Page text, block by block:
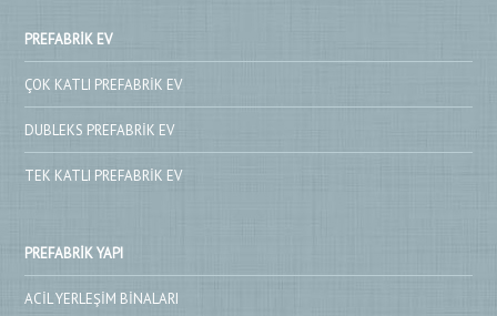
PREFABRIK EV
ÇOK KATLI PREFABRIK EV
DUBLEKS PREFABRIK EV
TEK KATLI PREFABRIK EV
PREFABRIK YAPI
ACIL YERLEŞIM BINALARI